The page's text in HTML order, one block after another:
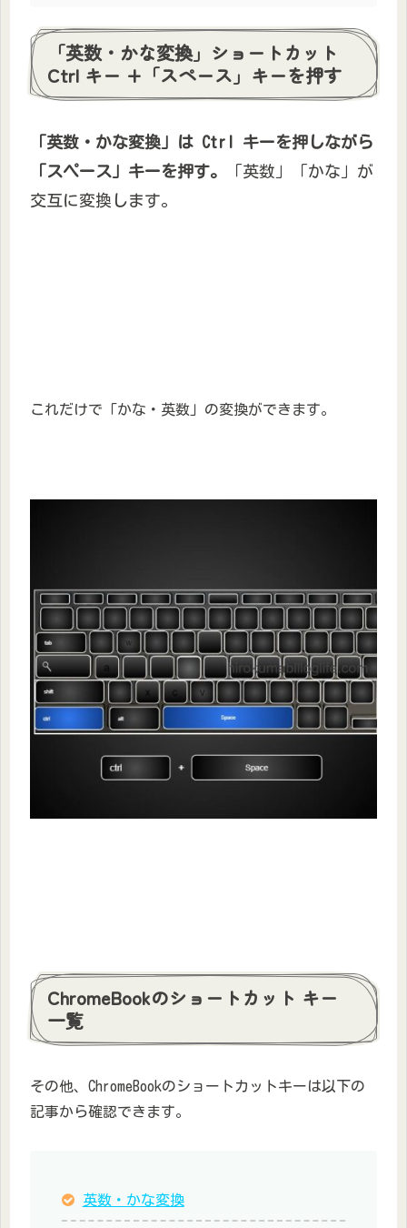
「英数・かな変換」ショートカット
Ctrl キー +「スペース」キーを押す
「英数・かな変換」は Ctrl キーを押しながら
「スペース」キーを押す。
「英数」「かな」が
交互に変換します。
これだけで「かな・英数」の変換ができます。
ChromeBookのショートカット キー
一覧
その他、ChromeBookのショートカットキーは以下の
記事から確認できます。
英数・かな変換